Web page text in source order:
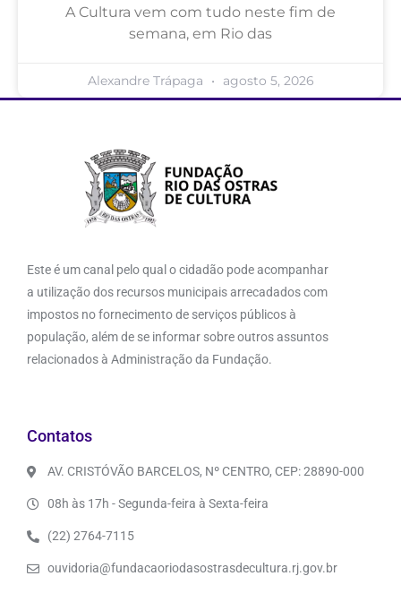
A Cultura vem com tudo neste fim de
semana, em Rio das
Alexandre Trápaga agosto 5, 2026
Este é um canal pelo qual o cidadão pode acompanhar
a utilização dos recursos municipais arrecadados com
impostos no fornecimento de serviços públicos à
população, além de se informar sobre outros assuntos
relacionados à Administração da Fundação.
Contatos
AV. CRISTÓVÃO BARCELOS, Nº CENTRO, CEP: 28890-000
08h às 17h - Segunda-feira à Sexta-feira
(22) 2764-7115
ouvidoria@fundacaoriodasostrasdecultura.rj.gov.br